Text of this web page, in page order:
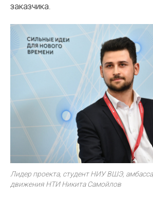
заказчика.
Лидер проекта, студент НИУ ВШЭ,
движения НТИ Никита Самойлов